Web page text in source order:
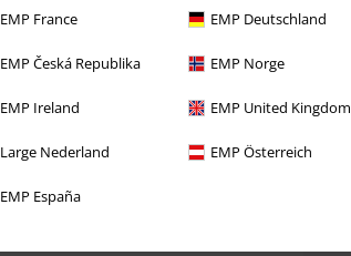
EMP France EMP Deutschland
EMP Česká Republika EMP Norge
EMP Ireland EMP United Kingdom
Large Nederland EMP Österreich
EMP España